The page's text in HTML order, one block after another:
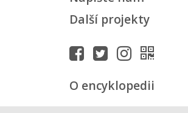
Další projekty
O encyklopedii